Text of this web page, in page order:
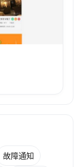
故障通知